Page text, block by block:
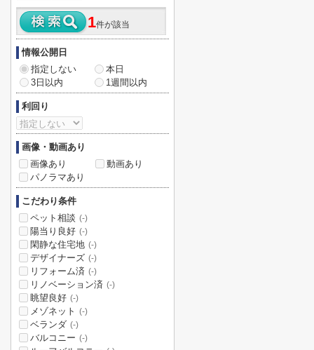
1件が該当
情報公開日
指定しない
本日
3日以内
1週間以内
利回り
画像・動画あり
画像あり
動画あり
パノラマあり
こだわり条件
ペット相談 (-)
陽当り良好 (-)
閑静な住宅地 (-)
デザイナーズ (-)
リフォーム済 (-)
リノベーション済 (-)
眺望良好 (-)
メゾネット (-)
ベランダ (-)
バルコニー (-)